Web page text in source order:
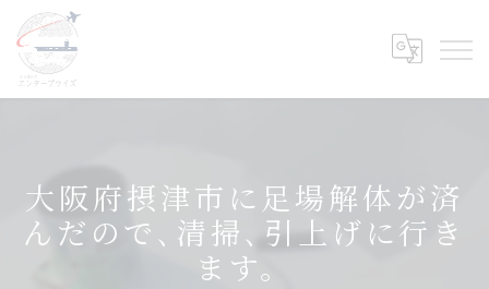
大阪府摂津市に足場解体が済
んだので､清掃､引上げに行き
ます。